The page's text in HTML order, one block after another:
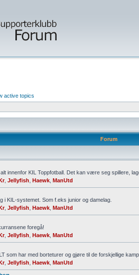
active topics
Forum
innenfor KIL Toppfotball. Det kan være seg spillere,
, Jellyfish Haewk ManUtd
i KIL-systemet. Som f.eks junior og damelag.
, Jellyfish Haewk ManUtd
foregå!
, Jellyfish Haewk ManUtd
som har med borteturer og gjøre til de forskjellige
, Jellyfish Haewk ManUtd